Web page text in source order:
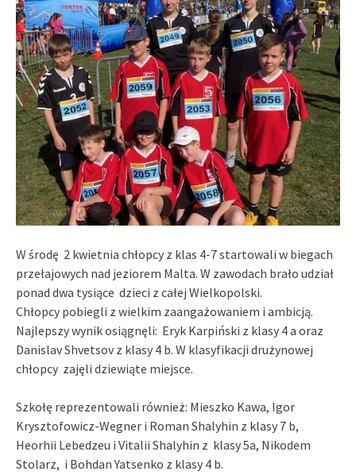
W środę 2 kwietnia chłopcy z klas 4-7 startowali w biegach
przełajowych nad jeziorem Malta. W zawodach brało udział
ponad dwa tysiące dzieci z całej Wielkopolski.
Chłopcy pobiegli z wielkim zaangażowaniem i ambicją.
Najlepszy wynik osiągnęli: Eryk Karpiński z klasy 4 a oraz
Danislav Shvetsov z klasy 4 b. W klasyfikacji drużynowej
chłopcy zajęli dziewiąte miejsce.
Szkołę reprezentowali również: Mieszko Kawa, Igor
Krysztofowicz-Wegner i Roman Shalyhin z klasy 7 b,
Heorhii Lebedzeu i Vitalii Shalyhin z klasy 5a, Nikodem
Stolarz, i Bohdan Yatsenko z klasy 4 b.